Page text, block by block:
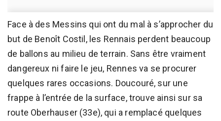
Face à des Messins qui ont du mal à s’approcher du
but de Benoît Costil, les Rennais perdent beaucoup
de ballons au milieu de terrain. Sans être vraiment
dangereux ni faire le jeu, Rennes va se procurer
quelques rares occasions. Doucouré, sur une
frappe à l’entrée de la surface, trouve ainsi sur sa
route Oberhauser (33e), qui a remplacé quelques